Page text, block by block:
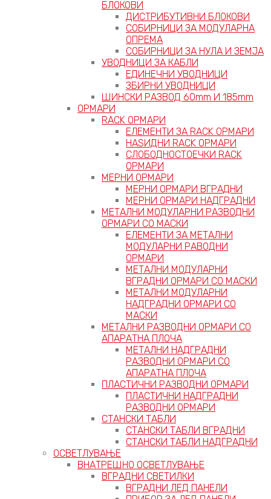
БЛОКОВИ
ДИСТРИБУТИВНИ БЛОКОВИ
СОБИРНИЦИ ЗА МОДУЛАРНА
ОПРЕМА
СОБИРНИЦИ ЗА НУЛА И ЗЕМЈА
УВОДНИЦИ ЗА КАБЛИ
ЕДИНЕЧНИ УВОДНИЦИ
ЗБИРНИ УВОДНИЦИ
ШИНСКИ РАЗВОД 60mm И 185mm
ОРМАРИ
RACK ОРМАРИ
ЕЛЕМЕНТИ ЗА RACK ОРМАРИ
НАЅИДНИ RACK ОРМАРИ
СЛОБОДНОСТОЕЧКИ RACK
ОРМАРИ
МЕРНИ ОРМАРИ
МЕРНИ ОРМАРИ ВГРАДНИ
МЕРНИ ОРМАРИ НАДГРАДНИ
МЕТАЛНИ МОДУЛАРНИ РАЗВОДНИ
ОРМАРИ СО МАСКИ
ЕЛЕМЕНТИ ЗА МЕТАЛНИ
МОДУЛАРНИ РАВОДНИ
ОРМАРИ
МЕТАЛНИ МОДУЛАРНИ
ВГРАДНИ ОРМАРИ СО МАСКИ
МЕТАЛНИ МОДУЛАРНИ
НАДГРАДНИ ОРМАРИ СО
МАСКИ
МЕТАЛНИ РАЗВОДНИ ОРМАРИ СО
АПАРАТНА ПЛОЧА
МЕТАЛНИ НАДГРАДНИ
РАЗВОДНИ ОРМАРИ СО
АПАРАТНА ПЛОЧА
ПЛАСТИЧНИ РАЗВОДНИ ОРМАРИ
ПЛАСТИЧНИ НАДГРАДНИ
РАЗВОДНИ ОРМАРИ
СТАНСКИ ТАБЛИ
СТАНСКИ ТАБЛИ ВГРАДНИ
СТАНСКИ ТАБЛИ НАДГРАДНИ
ОСВЕТЛУВАЊЕ
ВНАТРЕШНО ОСВЕТЛУВАЊЕ
ВГРАДНИ СВЕТИЛКИ
ВГРАДНИ ЛЕД ПАНЕЛИ